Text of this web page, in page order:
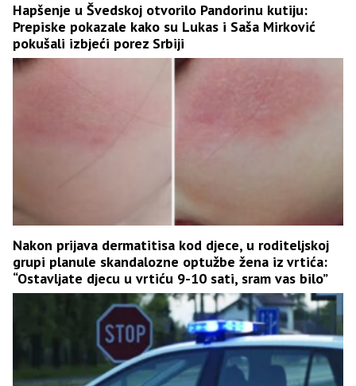
Hapšenje u Švedskoj otvorilo Pandorinu kutiju:
Prepiske pokazale kako su Lukas i Saša Mirković
pokušali izbjeći porez Srbiji
Nakon prijava dermatitisa kod djece, u roditeljskoj
grupi planule skandalozne optužbe žena iz vrtića:
“Ostavljate djecu u vrtiću 9-10 sati, sram vas bilo”